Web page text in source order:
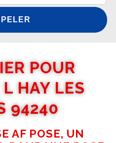
POUR
HAY LES
94240
AF POSE, UN